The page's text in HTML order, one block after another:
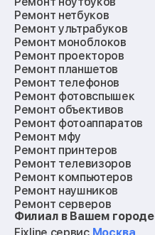
Ремонт нетбуков
Ремонт ультрабуков
Ремонт моноблоков
Ремонт проекторов
Ремонт планшетов
Ремонт телефонов
Ремонт фотовспышек
Ремонт объективов
Ремонт фотоаппаратов
Ремонт мфу
Ремонт принтеров
Ремонт телевизоров
Ремонт компьютеров
Ремонт наушников
Ремонт серверов
Ремонт мониторов
Ремонт квадрокоптеров
Филиал в Вашем городе